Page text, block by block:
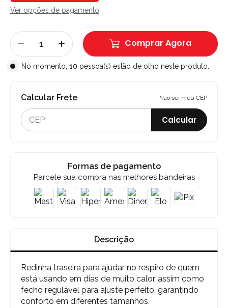
Ver opções de pagamento
Comprar Agora
No momento, 10 pessoa(s) estão de olho neste produto.
Calcular Frete Não sei meu CEP
Calcular
Formas de pagamento
Parcele sua compra nas melhores bandeiras
Descrição
Redinha traseira para ajudar no respiro de quem
está usando em dias de muito calor, assim como
fecho regulável para ajuste perfeito, garantindo
conforto em diferentes tamanhos.